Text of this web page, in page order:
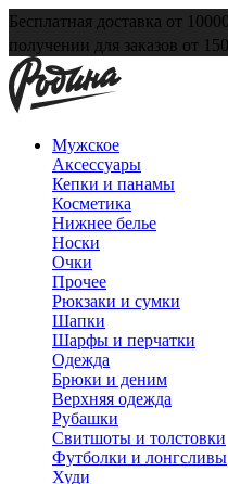
Бесплатная доставка от
получении для заказов от
Мужское
Аксессуары
Кепки и панамы
Косметика
Нижнее белье
Носки
Очки
Прочее
Рюкзаки и сумки
Шапки
Шарфы и перчатки
Одежда
Брюки и деним
Верхняя одежда
Рубашки
Свитшоты и толстовки
Футболки и лонгсливы
Худи